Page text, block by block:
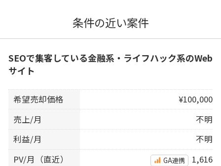
条件の近い案件
SEOで集客している金融系・ライフハック系のWeb
サイト
希望売却価格
¥100,000
売上/月
不明
利益/月
不明
PV/月（直近）
GA連携 1,616